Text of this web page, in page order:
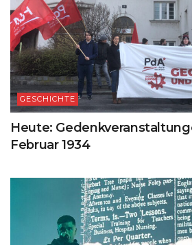
GESCHICHTE
Heute:
Februar 1934